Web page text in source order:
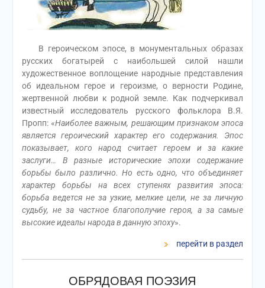
В героическом эпосе, в монументальных образах
русских богатырей с наибольшей силой нашли
художественное воплощение народные представления
об идеальном герое и героизме, о верности Родине,
жертвенной любви к родной земле. Как подчеркивал
известный исследователь русского фольклора B.Я.
Пропп: «Наиболее важным, решающим признаком эпоса
является героический характер его содержания. Эпос
показывает, кого народ считает героем и за какие
заслуги… В разные исторические эпохи содержание
борьбы было различно. Но есть одно, что объединяет
характер борьбы на всех ступенях развития эпоса:
борьба ведется не за узкие, мелкие цели, не за личную
судьбу, не за частное благополучие героя, а за самые
высокие идеалы народа в данную эпоху».
перейти в раздел
ОБРЯДОВАЯ ПОЭЗИЯ